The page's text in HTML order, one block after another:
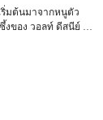
ริ่มต้นมาจากหนูตัว
งของ วอลท์ ดีสนีย์ …